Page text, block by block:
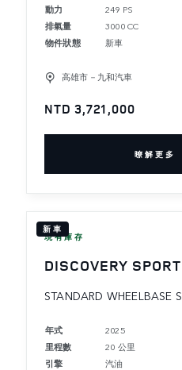
動力
249 PS
排氣量
3000 CC
物件狀態
新車
高雄市－九和汽車
NTD 3,721,000
暸解更多
新車
現有庫存
DISCOVERY SPORT
STANDARD WHEELBASE S
年式
2025
里程數
20 公里
引擎
汽油